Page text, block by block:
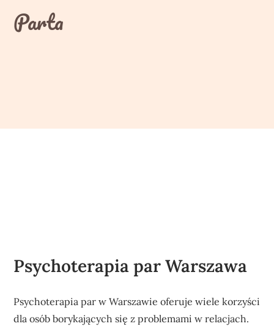
contentParta
Psychoterapia par Warszawa
Psychoterapia par w Warszawie oferuje wiele korzyści
dla osób borykających się z problemami w relacjach.